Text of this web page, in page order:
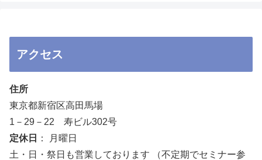
アクセス
住所
東京都新宿区高田馬場
1－29－22 寿ビル302号
定休日
： 月曜日
土・日・祭日も営業しております （不定期でセミナー参